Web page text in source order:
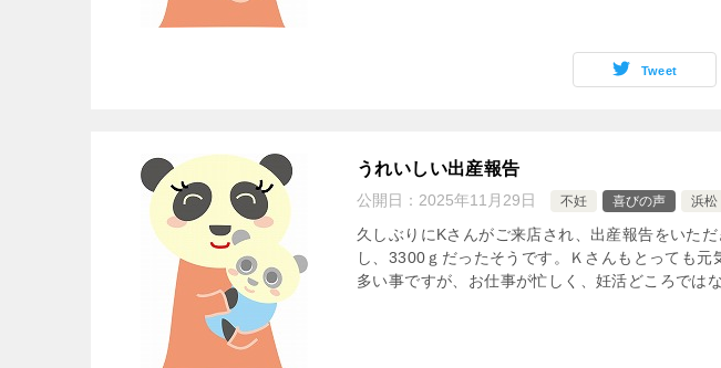
Tweet
うれいしい出産報告
公開日： 2025年11月29日 不妊 喜びの声 浜松
久しぶりにKさんがご来店され、出産報告をいた
し、3300ｇだったそうです。Ｋさんもとっても
多い事ですが、お仕事が忙しく、妊活どころでは